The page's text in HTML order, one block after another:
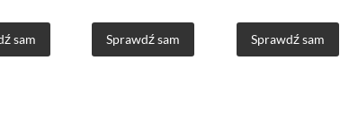
sam Sprawdź sam Sprawdź sam